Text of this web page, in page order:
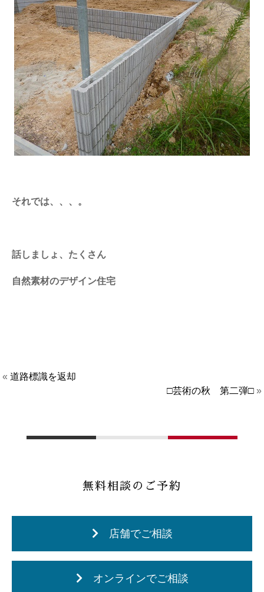
それでは、、、。
話しましょ、たくさん
自然素材のデザイン住宅
«道路標識を返却
□芸術の秋 第二弾□»
無料相談のご予約
店舗でご相談
オンラインでご相談